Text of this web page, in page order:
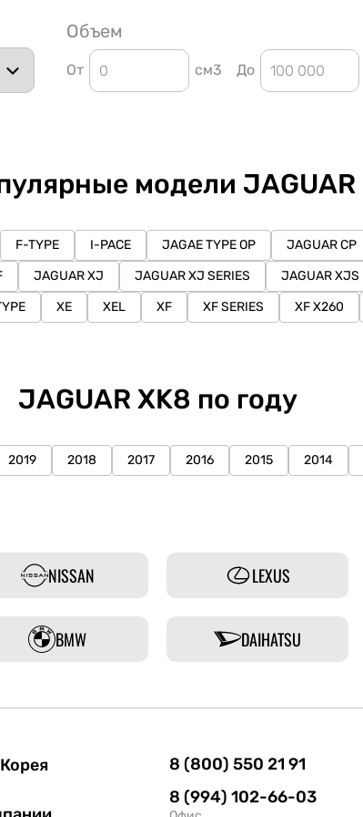
Объем
От см3 До
модели JAGUAR
F-TYPE I-PACE JAGAE TYPE OP JAGUAR CP
JAGUAR XJ JAGUAR XJ SERIES JAGUAR XJS
XE XEL XF XF SERIES XF X260
JAGUAR XK8 по году
2019 2018 2017 2016 2015 2014
NISSAN LEXUS
BMW DAIHATSU
8 (800) 550 21 91
8 (994) 102-66-03